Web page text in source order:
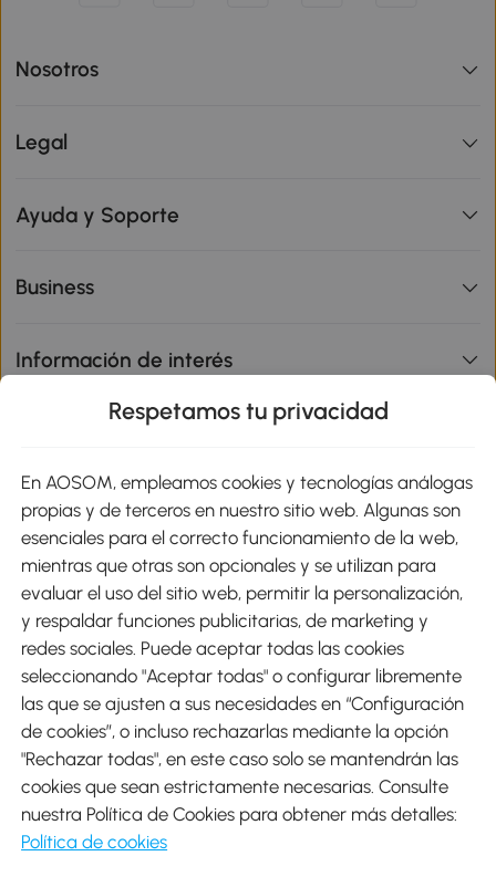
Nosotros
Legal
Ayuda y Soporte
Business
Información de interés
Métodos de Pago
Envíos
Descargar Aosom App
Google Play
Respetamos tu privacidad
En AOSOM, empleamos cookies y tecnologías análogas
propias y de terceros en nuestro sitio web. Algunas son
esenciales para el correcto funcionamiento de la web,
mientras que otras son opcionales y se utilizan para
evaluar el uso del sitio web, permitir la personalización,
y respaldar funciones publicitarias, de marketing y
redes sociales. Puede aceptar todas las cookies
seleccionando "Aceptar todas" o configurar libremente
las que se ajusten a sus necesidades en “Configuración
de cookies”, o incluso rechazarlas mediante la opción
"Rechazar todas", en este caso solo se mantendrán las
cookies que sean estrictamente necesarias. Consulte
nuestra Política de Cookies para obtener más detalles:
Política de cookies